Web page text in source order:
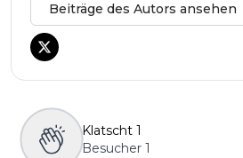
Beiträge des Autors ansehen
Klatscht 1
Besucher 1